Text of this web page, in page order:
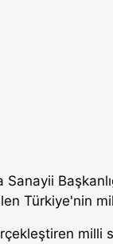
Sanayii
Türkiye'nin
milli